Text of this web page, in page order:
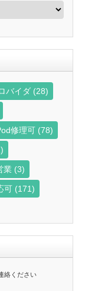
バイダ (28)
修理可 (78)
業 (3)
可 (171)
絡ください